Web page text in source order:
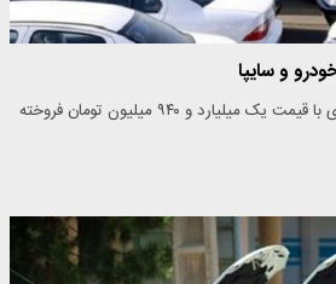
و سایپا
پژو ۲۰۷ اتوماتیک سقف شیشه‌ای با قیمت یک میلیارد و ۹۴۰ میلیون تومان فروخته